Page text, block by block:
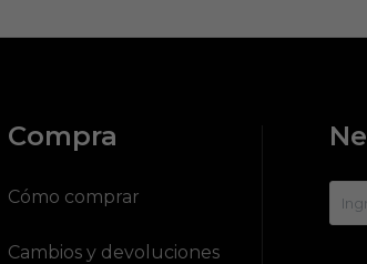
Compra
Cómo comprar
Cambios y devoluciones